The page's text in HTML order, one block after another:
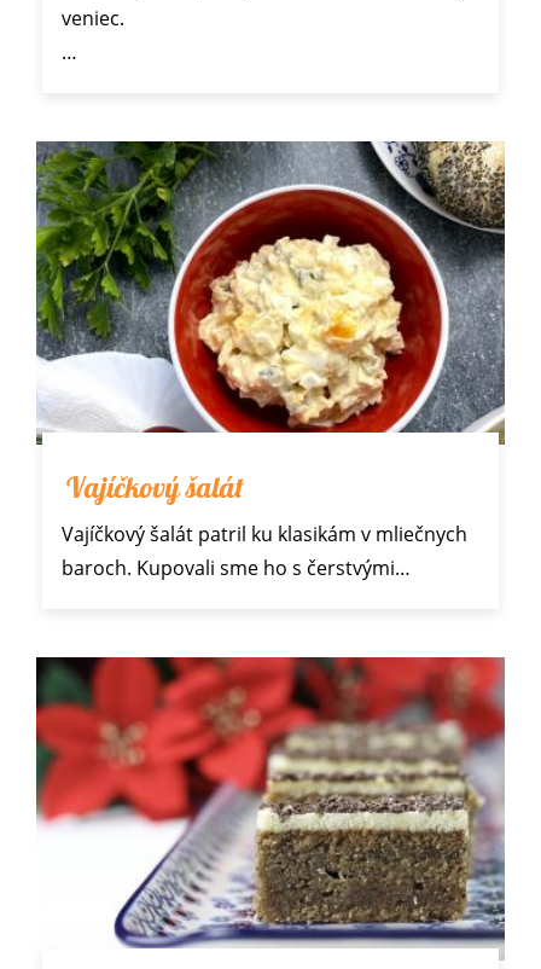
veniec.
…
Vajíčkový šalát
Vajíčkový šalát patril ku klasikám v mliečnych
baroch. Kupovali sme ho s čerstvými…